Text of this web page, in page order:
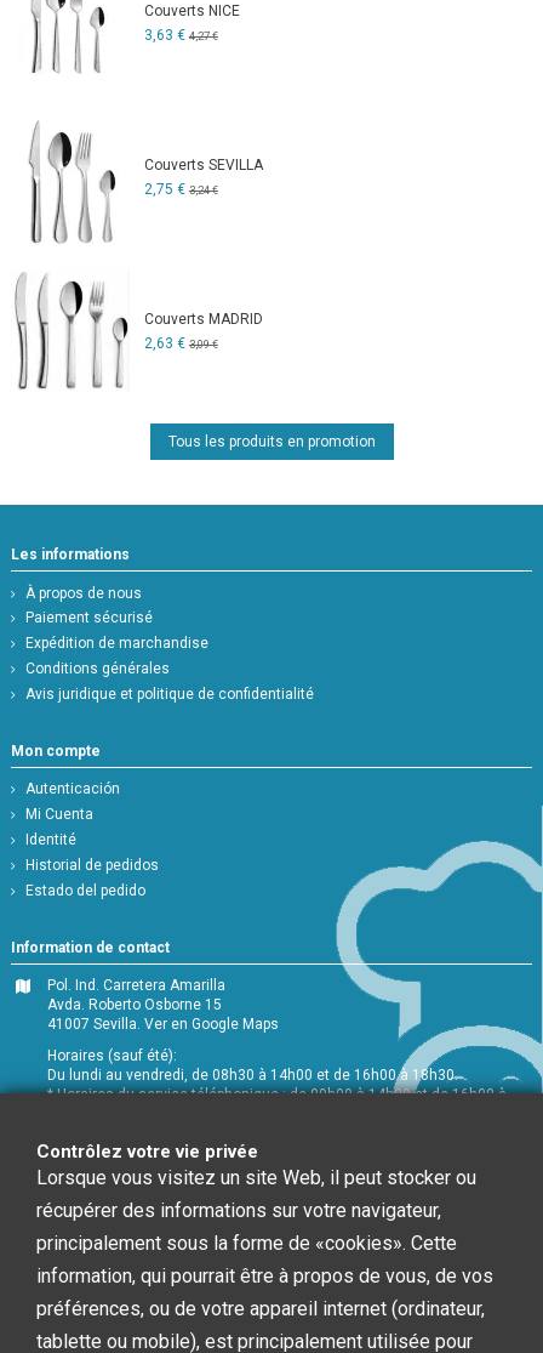
Couverts NICE
3,63 € 4,27 €
Couverts SEVILLA
2,75 € 3,24 €
Couverts MADRID
2,63 € 3,09 €
Tous les produits en promotion
Les informations
À propos de nous
Paiement sécurisé
Expédition de marchandise
Conditions générales
Avis juridique et politique de confidentialité
Mon compte
Autenticación
Mi Cuenta
Identité
Historial de pedidos
Estado del pedido
Information de contact
Pol. Ind. Carretera Amarilla
Avda. Roberto Osborne 15
41007 Sevilla.Ver en Google Maps
Horaires (sauf été):
Du lundi au vendredi, de 08h30 à 14h00 et de 16h00 à 18h30.
* Horaires du service téléphonique : de 09h00 à 14h00 et de 16h00 à
+34 954 072 580
Service Clients :info@chefglobal.es
Follow us
Newsletter
Contrôlez votre vie privée
Lorsque vous visitez un site Web, il peut stocker ou
récupérer des informations sur votre navigateur,
principalement sous la forme de «cookies». Cette
information, qui pourrait être à propos de vous, de vos
préférences, ou de votre appareil internet (ordinateur,
tablette ou mobile), est principalement utilisée pour